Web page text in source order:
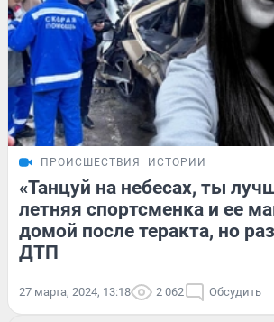
ПРОИСШЕСТВИЯ ИСТОРИИ
«Танцуй на небесах, ты
летняя спортсменка и ее
домой после теракта, но
ДТП
27 марта, 2024, 13:18 2 062 Обсудить